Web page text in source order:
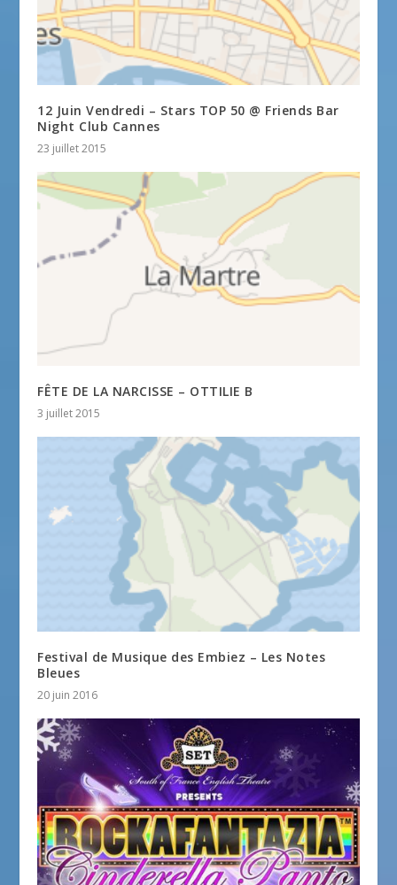
12 Juin Vendredi – Stars TOP 50 @ Friends Bar
Night Club Cannes
23 juillet 2015
FÊTE DE LA NARCISSE – OTTILIE B
3 juillet 2015
Festival de Musique des Embiez – Les Notes
Bleues
20 juin 2016